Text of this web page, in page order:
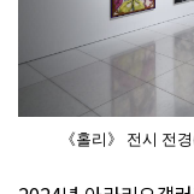
《홀리》 전시 전